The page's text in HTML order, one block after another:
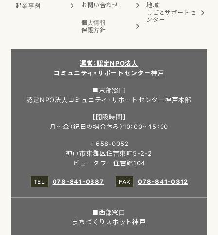
起業事例
お問い合わせ
個人情報
保護方針
地域
しごとサポートセ
ンター
運営：認定NPO法人
コミュニティ・サポートセンター神戸
■東部窓口
認定NPO法人コミュニティ・サポートセンター神戸本部
【開設時間】
月～金（祝日の場合休み）10：00～15：00
〒658-0052
神戸市東灘区住吉東町5-2-2
ビュータワー住吉館104
078-841-0387
078-841-0312
■西部窓口
まちづくりスポット神戸